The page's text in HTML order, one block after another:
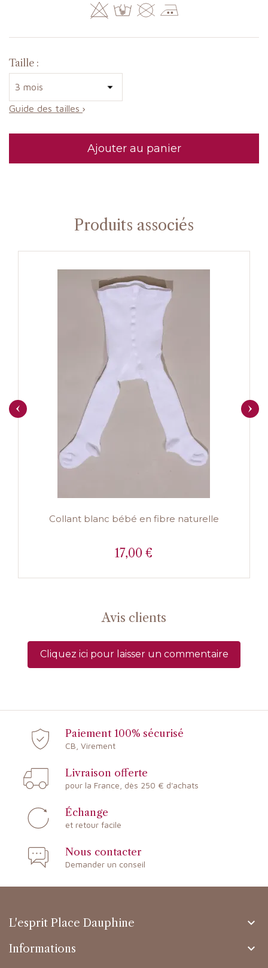
Taille :
Guide des tailles
Ajouter au panier
Produits associés
Collant blanc bébé en fibre naturelle
Prix
17,00 €
Avis clients
Cliquez ici pour laisser un commentaire
Paiement 100% sécurisé
CB, Virement
Livraison offerte
pour la France, dès 250 € d'achats
Échange
et retour facile
Nous contacter
Demander un conseil
L'esprit Place Dauphine 
Informations 